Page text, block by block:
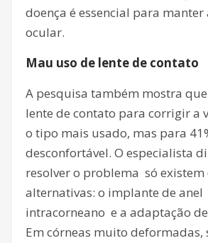
doença é essencial para manter
ocular.
Mau uso de lente de contato
A pesquisa também mostra
lente de contato para corrigir a
o tipo mais usado, mas para
desconfortável. O especialista
resolver o problema só existem
alternativas: o implante de anel
intracorneano e a adaptação
Em córneas muito deformadas,